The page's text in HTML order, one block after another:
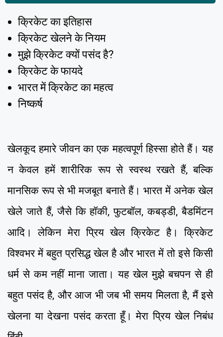
क्रिकेट का इतिहास
क्रिकेट खेलने के नियम
मुझे क्रिकेट क्यों पसंद है?
क्रिकेट के फायदे
भारत में क्रिकेट का महत्व
निष्कर्ष
खेलकूद हमारे जीवन का एक महत्वपूर्ण हिस्सा होते हैं। यह
न केवल हमें शारीरिक रूप से स्वस्थ रखते हैं, बल्कि
मानसिक रूप से भी मजबूत बनाते हैं। भारत में अनेक खेल
खेले जाते हैं, जैसे कि हॉकी, फुटबॉल, कबड्डी, बैडमिंटन
आदि। लेकिन मेरा प्रिय खेल क्रिकेट है। क्रिकेट
विश्वभर में बहुत प्रसिद्ध खेल है और भारत में तो इसे किसी
धर्म से कम नहीं माना जाता। यह खेल मुझे बचपन से ही
बहुत पसंद है, और आज भी जब भी समय मिलता है, मैं इसे
खेलना या देखना पसंद करता हूँ। मेरा प्रिय खेल निबंध